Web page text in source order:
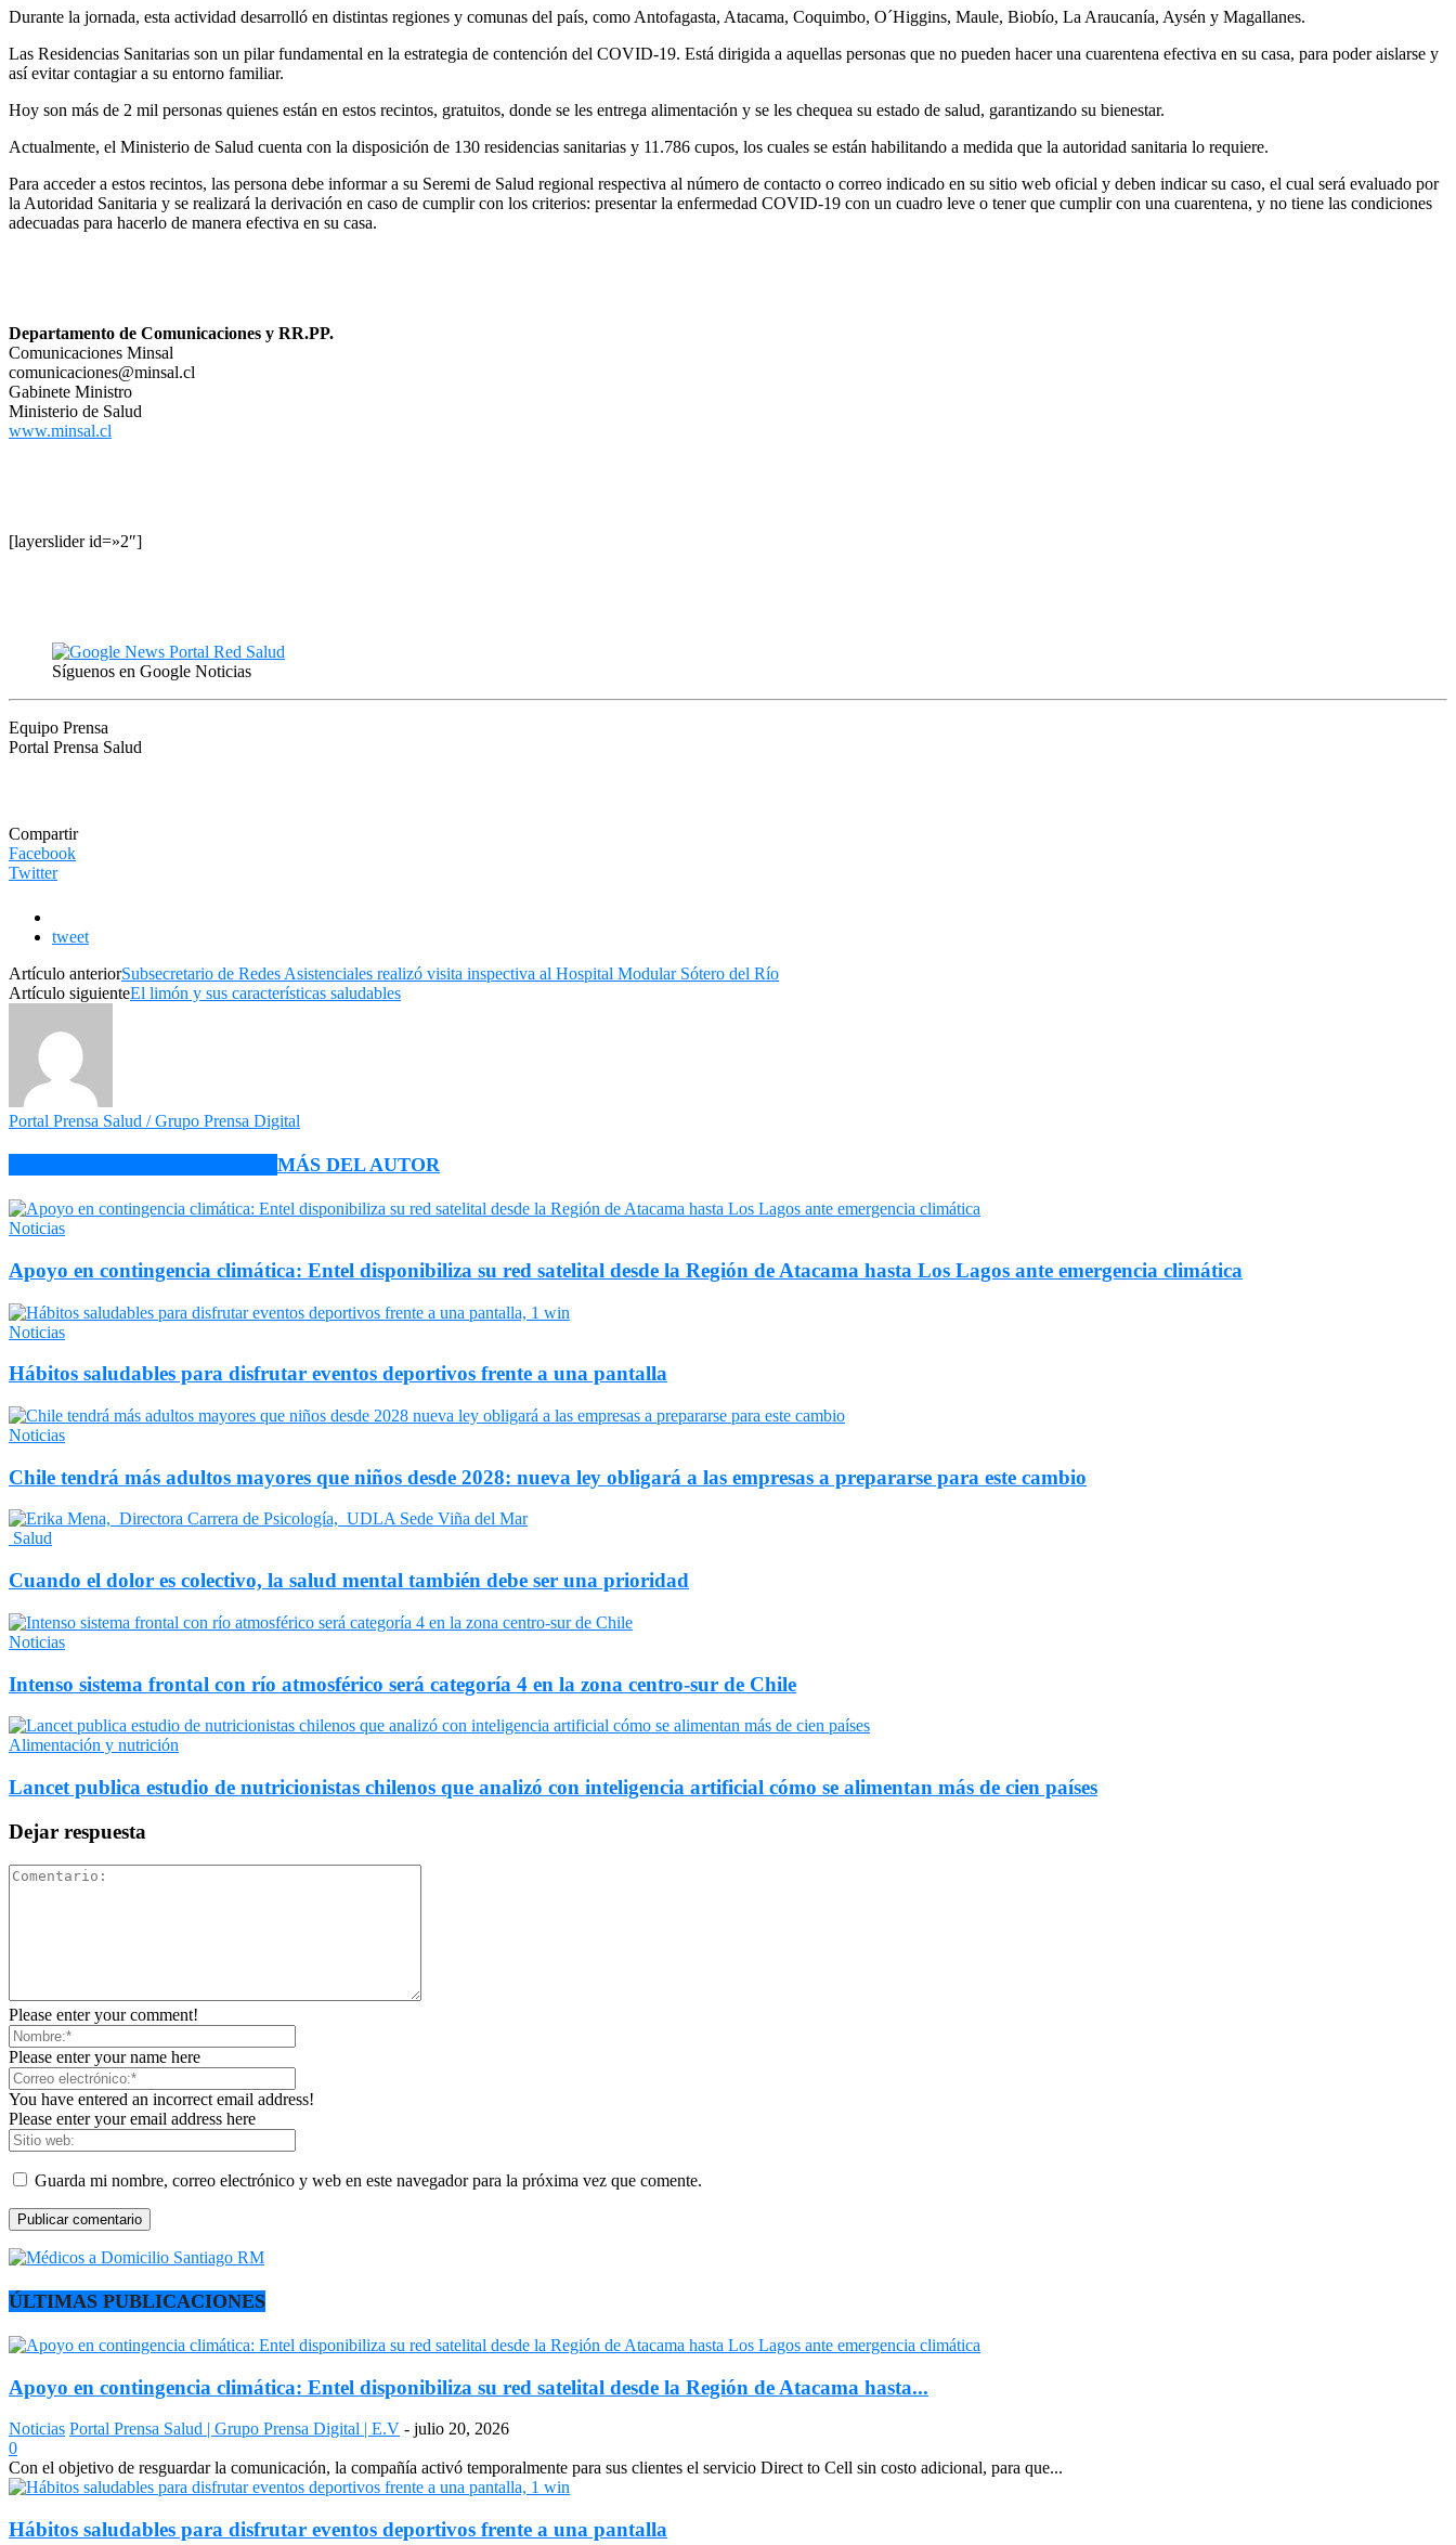
Durante la jornada, esta actividad desarrolló en distintas regiones y comunas del país, como Antofagasta, Atacama, Coquimbo, O´Higgins, Maule, Biobío, La Araucanía, Aysén y Magallanes.
Las Residencias Sanitarias son un pilar fundamental en la estrategia de contención del COVID-19. Está dirigida a aquellas personas que no pueden hacer una cuarentena efectiva en su casa, para poder aislarse y
así evitar contagiar a su entorno familiar.
Hoy son más de 2 mil personas quienes están en estos recintos, gratuitos, donde se les entrega alimentación y se les chequea su estado de salud, garantizando su bienestar.
Actualmente, el Ministerio de Salud cuenta con la disposición de 130 residencias sanitarias y 11.786 cupos, los cuales se están habilitando a medida que la autoridad sanitaria lo requiere.
Para acceder a estos recintos, las persona debe informar a su Seremi de Salud regional respectiva al número de contacto o correo indicado en su sitio web oficial y deben indicar su caso, el cual será evaluado por
la Autoridad Sanitaria y se realizará la derivación en caso de cumplir con los criterios: presentar la enfermedad COVID-19 con un cuadro leve o tener que cumplir con una cuarentena, y no tiene las condiciones
adecuadas para hacerlo de manera efectiva en su casa.
Departamento de Comunicaciones y RR.PP.
Comunicaciones Minsal
comunicaciones@minsal.cl
Gabinete Ministro
Ministerio de Salud
www.minsal.cl
[layerslider id=»2″]
Síguenos en Google Noticias
Equipo Prensa
Portal Prensa Salud
Compartir
Facebook
Twitter
tweet
Artículo anteriorSubsecretario de Redes Asistenciales realizó visita inspectiva al Hospital Modular Sótero del Río
Artículo siguienteEl limón y sus características saludables
Portal Prensa Salud / Grupo Prensa Digital
MÁS DEL AUTOR
Noticias
Apoyo en contingencia climática: Entel disponibiliza su red satelital desde la Región de Atacama hasta Los Lagos ante emergencia climática
Noticias
Hábitos saludables para disfrutar eventos deportivos frente a una pantalla
Noticias
Chile tendrá más adultos mayores que niños desde 2028: nueva ley obligará a las empresas a prepararse para este cambio
Salud
Cuando el dolor es colectivo, la salud mental también debe ser una prioridad
Noticias
Intenso sistema frontal con río atmosférico será categoría 4 en la zona centro-sur de Chile
Alimentación y nutrición
Lancet publica estudio de nutricionistas chilenos que analizó con inteligencia artificial cómo se alimentan más de cien países
Dejar respuesta
Please enter your comment!
Please enter your name here
You have entered an incorrect email address!
Please enter your email address here
Guarda mi nombre, correo electrónico y web en este navegador para la próxima vez que comente.
ÚLTIMAS PUBLICACIONES
Apoyo en contingencia climática: Entel disponibiliza su red satelital desde la Región de Atacama hasta...
Noticias Portal Prensa Salud | Grupo Prensa Digital | E.V - julio 20, 2026
0
Con el objetivo de resguardar la comunicación, la compañía activó temporalmente para sus clientes el servicio Direct to Cell sin costo adicional, para que...
Hábitos saludables para disfrutar eventos deportivos frente a una pantalla